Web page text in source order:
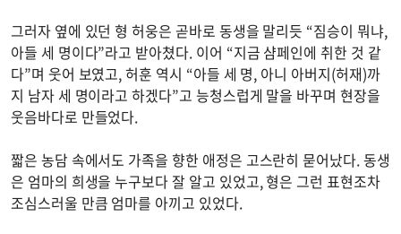
그러자 옆에 있던 형 허웅은 곧바로 동생을 말리듯 “짐승이 뭐냐,
아들 세 명이다”라고 받아쳤다. 이어 “지금 샴페인에 취한 것 같
다”며 웃어 보였고, 허훈 역시 “아들 세 명, 아니 아버지(허재)까
지 남자 세 명이라고 하겠다”고 능청스럽게 말을 바꾸며 현장을
웃음바다로 만들었다.
짧은 농담 속에서도 가족을 향한 애정은 고스란히 묻어났다. 동생
은 엄마의 희생을 누구보다 잘 알고 있었고, 형은 그런 표현조차
조심스러울 만큼 엄마를 아끼고 있었다.